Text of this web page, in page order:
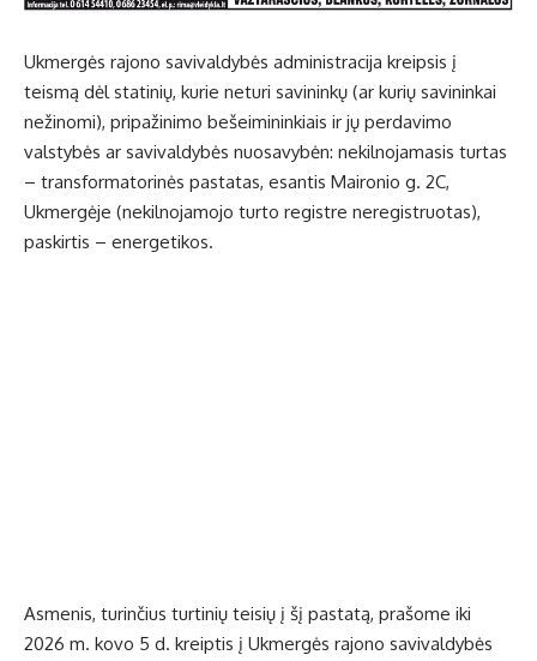
Ukmergės rajono savivaldybės administracija kreipsis į
teismą dėl statinių, kurie neturi savininkų (ar kurių savininkai
nežinomi), pripažinimo bešeimininkiais ir jų perdavimo
valstybės ar savivaldybės nuosavybėn: nekilnojamasis turtas
– transformatorinės pastatas, esantis Maironio g. 2C,
Ukmergėje (nekilnojamojo turto registre neregistruotas),
paskirtis – energetikos.
Asmenis, turinčius turtinių teisių į šį pastatą, prašome iki
2026 m. kovo 5 d. kreiptis į Ukmergės rajono savivaldybės